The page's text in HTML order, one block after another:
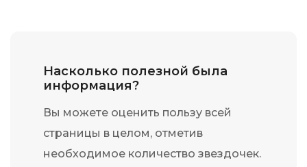
Насколько полезной была
информация?
Вы можете оценить пользу всей
страницы в целом, отметив
необходимое количество звездочек.